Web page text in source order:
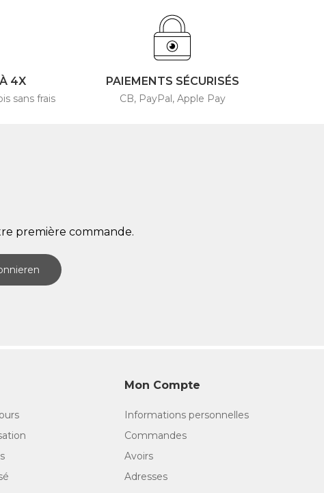
4X
sans frais
PAIEMENTS SÉCURISÉS
CB, PayPal, Apple Pay
première commande.
Mon Compte
Informations personnelles
Commandes
Avoirs
Adresses